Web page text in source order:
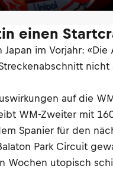
einen
im Vorjahr:
auf die
WM-Zweiter mit
Spanier für den
Park Circuit
Wochen utopisch